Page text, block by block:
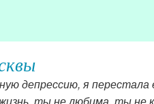
как пополнить свои